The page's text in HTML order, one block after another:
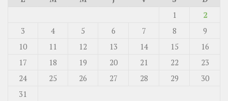
1
2
3
4 5 6 7 8
9
10
11 12 13 14 15
16
17
18 19 20 21 22
23
24
25 26 27 28 29
30
31